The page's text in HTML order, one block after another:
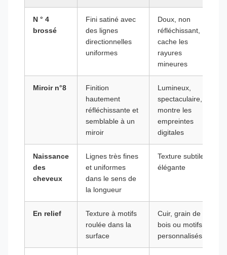
N ° 4
brossé
Fini satiné avec
des lignes
directionnelles
uniformes
Doux, non
réfléchissant,
cache les
rayures
mineures
Miroir n°8
Finition
hautement
réfléchissante et
semblable à un
miroir
Lumineux,
spectaculaire,
montre les
empreintes
digitales
Naissance
des
cheveux
Lignes très fines
et uniformes
dans le sens de
la longueur
Texture subtile,
élégante
En relief
Texture à motifs
roulée dans la
surface
Cuir, grain de
bois ou motifs
personnalisés